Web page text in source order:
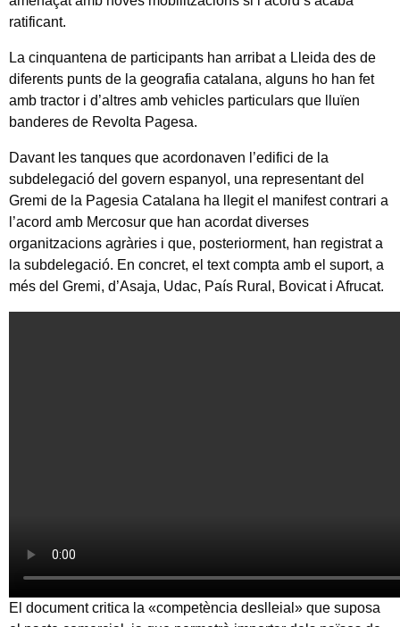
ratificant.
La cinquantena de participants han arribat a Lleida des de
diferents punts de la geografia catalana, alguns ho han fet
amb tractor i d’altres amb vehicles particulars que lluïen
banderes de Revolta Pagesa.
Davant les tanques que acordonaven l’edifici de la
subdelegació del govern espanyol, una representant del
Gremi de la Pagesia Catalana ha llegit el manifest contrari a
l’acord amb Mercosur que han acordat diverses
organitzacions agràries i que, posteriorment, han registrat a
la subdelegació. En concret, el text compta amb el suport, a
més del Gremi, d’Asaja, Udac, País Rural, Bovicat i Afrucat.
El document critica la «competència deslleial» que suposa